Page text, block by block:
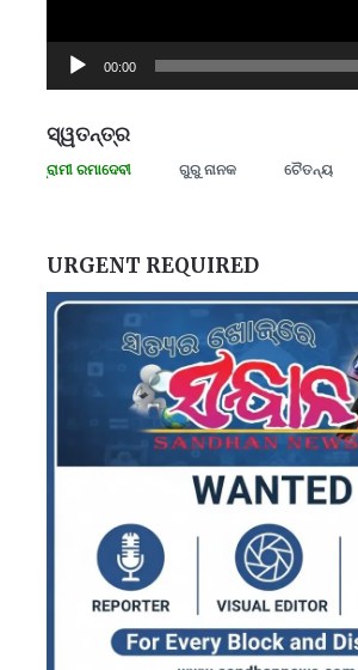
00:00
ସ୍ୱତନ୍ତ୍ର
ରମାଦେବୀ ଗୁରୁ ନାନକ ଚୈତନ୍ୟ
URGENT REQUIRED